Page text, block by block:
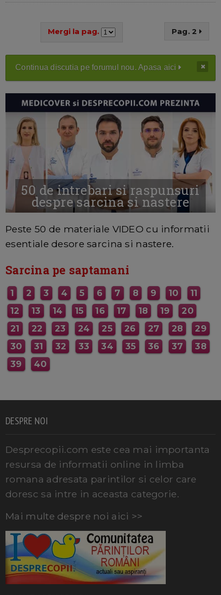
Mergi la pag. Pag. 2
Continua discutia pe forumul nou. Apasa aici
50 de intrebari si raspunsuri
despre sarcina si nastere
Peste 50 de materiale VIDEO cu informatii
esentiale desore sarcina si nastere.
Sarcina pe saptamani
1 2 3 4 5 6 7 8 9 10
11
12
13 14 15 16 17 18 19
20
21
22 23 24 25 26 27 28
29
30
31 32 33 34 35 36 37
38
39
40
DESPRE NOI
Desprecopii.com este cea mai importanta
resursa de informatii online in limba
romana adresata parintilor si celor care
doresc sa intre in aceasta categorie.
Mai multe despre noi aici >>